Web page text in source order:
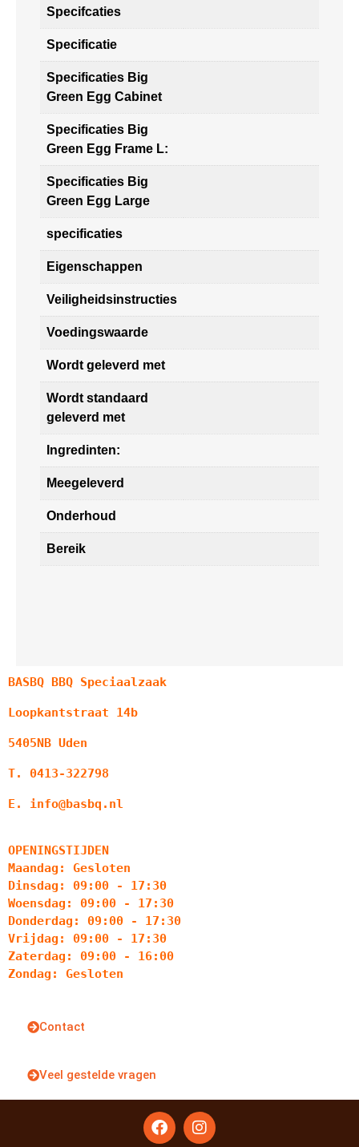
Specifcaties
Specificatie
Specificaties Big
Green Egg Cabinet
Specificaties Big
Green Egg Frame L:
Specificaties Big
Green Egg Large
specificaties
Eigenschappen
Veiligheidsinstructies
Voedingswaarde
Wordt geleverd met
Wordt standaard
geleverd met
Ingredinten:
Meegeleverd
Onderhoud
Bereik
BASBQ BBQ Speciaalzaak
Loopkantstraat 14b
5405NB Uden
T. 0413-322798
E. info@basbq.nl
OPENINGSTIJDEN
Maandag: Gesloten
Dinsdag: 09:00 - 17:30
Woensdag: 09:00 - 17:30
Donderdag: 09:00 - 17:30
Vrijdag: 09:00 - 17:30
Zaterdag: 09:00 - 16:00
Zondag: Gesloten
Contact
Veel gestelde vragen